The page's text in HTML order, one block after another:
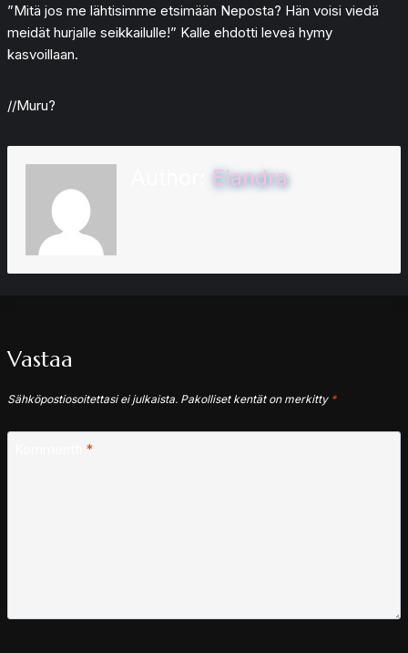
”Mitä jos me lähtisimme etsimään Neposta? Hän voisi viedä
meidät hurjalle seikkailulle!” Kalle ehdotti leveä hymy
kasvoillaan.
//Muru?
Elandra
Vastaa
Sähköpostiosoitettasi ei julkaista. Pakolliset kentät on merkitty *
*